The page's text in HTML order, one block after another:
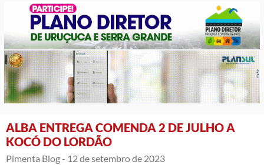
ALBA ENTREGA COMENDA 2 DE JULHO A
KOCÓ DO LORDÃO
Pimenta Blog - 12 de setembro de 2023